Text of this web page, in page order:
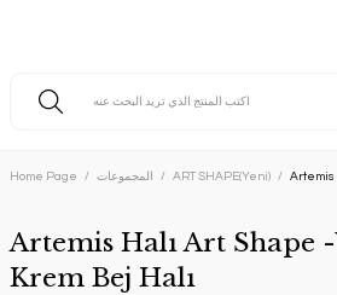
Home Page المجموعات ART SHAPE(Yeni) Artemis
Artemis Halı Art Shape
Krem Bej Halı